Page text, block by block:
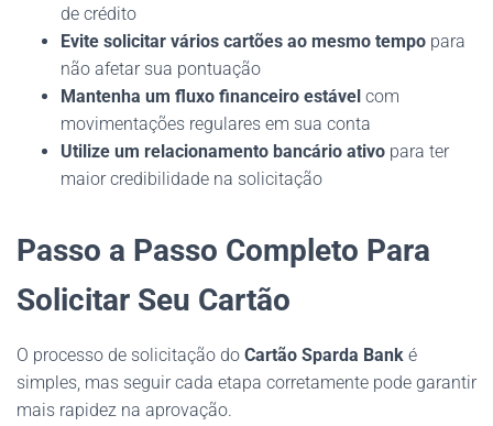
de crédito
Evite solicitar vários cartões ao mesmo tempo para
não afetar sua pontuação
Mantenha um fluxo financeiro estável com
movimentações regulares em sua conta
Utilize um relacionamento bancário ativo para ter
maior credibilidade na solicitação
Passo a Passo Completo Para
Solicitar Seu Cartão
O processo de solicitação do Cartão Sparda Bank é
simples, mas seguir cada etapa corretamente pode garantir
mais rapidez na aprovação.